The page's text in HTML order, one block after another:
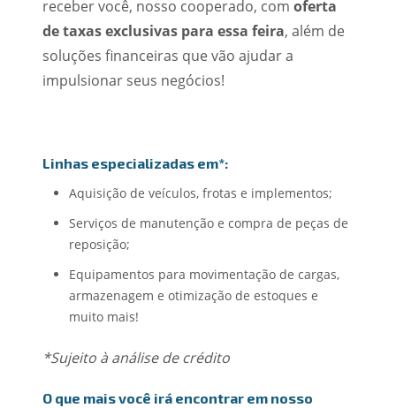
receber você, nosso cooperado, com oferta
de taxas exclusivas para essa feira, além de
soluções financeiras que vão ajudar a
impulsionar seus negócios!
Linhas especializadas em*:
Aquisição de veículos, frotas e implementos;
Serviços de manutenção e compra de peças de
reposição;
Equipamentos para movimentação de cargas,
armazenagem e otimização de estoques e
muito mais!
*Sujeito à análise de crédito
O que mais você irá encontrar em nosso